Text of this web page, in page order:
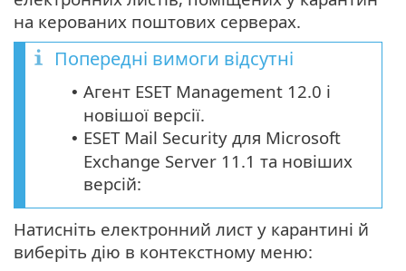
на керованих поштових серверах.
Попередні вимоги відсутні
• Агент ESET Management 12.0 і
новішої версії.
• ESET Mail Security для Microsoft
Exchange Server 11.1 та новіших
версій:
Натисніть електронний лист у карантині й
виберіть дію в контекстному меню: